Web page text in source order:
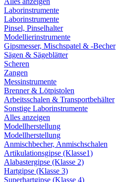
Laborinstrumente
Laborinstrumente
Pinsel, Pinselhalter
Modellierinstrumente
Gipsmesser, Mischspatel & -Becher
Sägen & Sägeblätter
Scheren
Zangen
Messinstrumente
Brenner & Lötpistolen
Arbeitsschalen & Transportbehälter
Sonstige Laborinstrumente
Alles anzeigen
Modellherstellung
Modellherstellung
Anmischbecher, Anmischschalen
Artikulationsgipse (Klasse1)
Alabastergipse (Klasse 2)
Hartgipse (Klasse 3)
Superhartgipse (Klasse 4)